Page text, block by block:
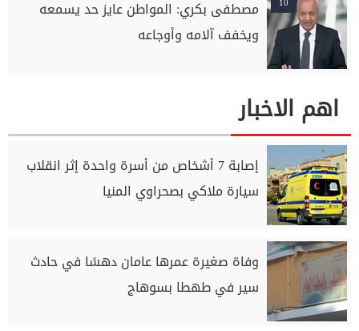
مصطفى بكري: المواطن عايز حد يسمعه
ويخفف آلامه وأوجاعه
اهم الاخبار
إصابة 7 أشخاص من أسرة واحدة إثر انقلاب
سيارة ملاكي بصحراوي المنيا
وفاة صغيرة عمرها عامان دهسًا في حادث
سير في طهطا بسوهاج